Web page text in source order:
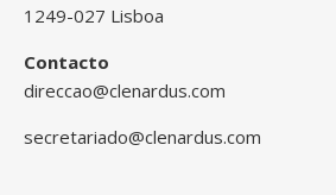
1249-027 Lisboa
Contacto
direccao@clenardus.com
secretariado@clenardus.com